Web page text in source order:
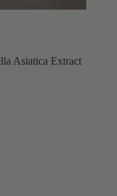
Asiatica Extract